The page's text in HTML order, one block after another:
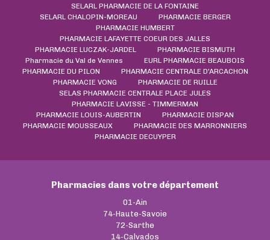
SELARL PHARMACIE DE LA FONTAINE
SELARL CHALOPIN-MOREAU
PHARMACIE BERGER
PHARMACIE HUMBERT
PHARMACIE LAFAYETTE COEUR DES JALLES
PHARMACIE LUCZAK-JARDEL
PHARMACIE BISMUTH
Pharmacie du Val de Vennes
EURL PHARMACIE BEAUBOIS
PHARMACIE DU PILON
PHARMACIE CENTRALE D'ARCACHON
PHARMACIE VONG
PHARMACIE DE RUILLE
SELAS PHARMACIE CENTRALE PLACE JULES
PHARMACIE LAVISSE - TIMMERMAN
PHARMACIE LOUIS-AUBERTIN
PHARMACIE DISPAN
PHARMACIE MOUSSEAUX
PHARMACIE DES MARRONNIERS
PHARMACIE DECUYPER
Pharmacies dans votre département
01-Ain
74-Haute-Savoie
72-Sarthe
14-Calvados